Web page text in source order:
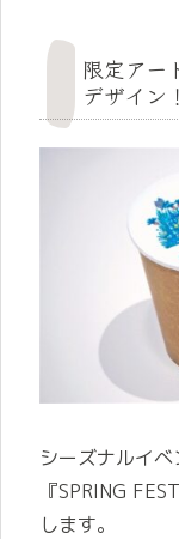
限定アー
デザイン！
シーズナルイベ
『SPRING
します。